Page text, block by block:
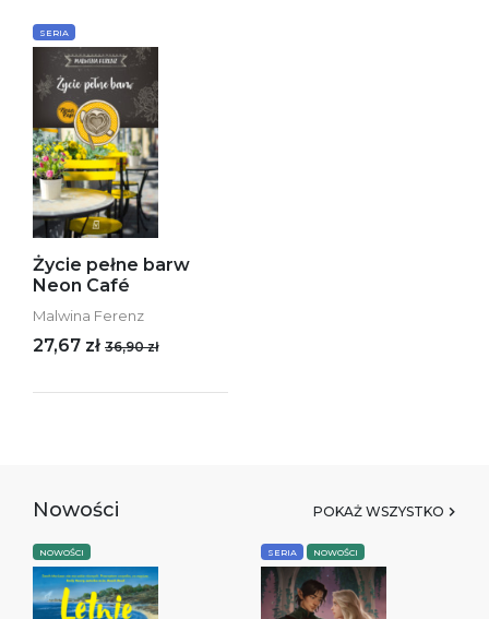
SERIA
Życie pełne barw
Neon Café
Malwina Ferenz
27,67 zł 36,90 zł
Nowości POKAŻ WSZYSTKO
NOWOŚCI SERIA NOWOŚCI